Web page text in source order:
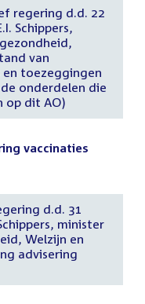
regering d.d. 22
Schippers,
van
toezeggingen
onderdelen die
op dit AO)
vaccinaties
d.d. 31
minister
Welzijn en
advisering